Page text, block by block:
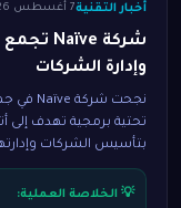
أخبار التقنية7 أغسطس 2026
وإدارة الشركات
تحتية برمجية تهدف إلى
بتأسيس الشركات
💡 الخلاصة العملية: